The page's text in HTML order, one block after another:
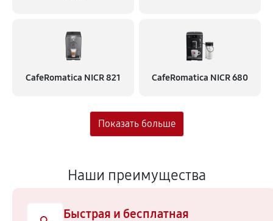
CafeRomatica NICR 821 CafeRomatica NICR 680
Наши преимущества
Быстрая и бесплатная